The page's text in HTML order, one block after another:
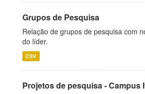
Grupos de Pesquisa
Relação de grupos de pesquisa com
do líder.
CSV
Projetos de pesquisa - Campus